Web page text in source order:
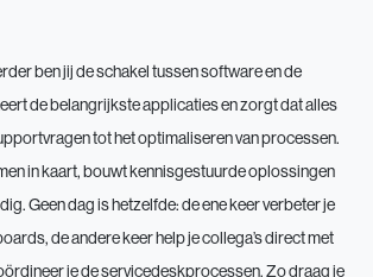
ben jij de schakel tussen software en de
de belangrijkste applicaties en zorgt dat alles
tot het optimaliseren van processen.
in kaart, bouwt kennisgestuurde oplossingen
Geen dag is hetzelfde: de ene keer verbeter je
de andere keer help je collega’s direct met
je de servicedeskprocessen. Zo draag je